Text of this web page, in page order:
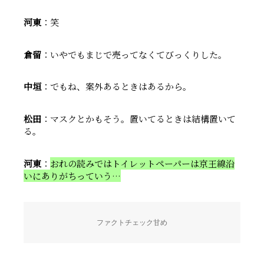
河東 ：笑
倉留 ：いやでもまじで売ってなくてびっくりした。
中垣：でもね、案外あるときはあるから。
松田 ：マスクとかもそう。置いてるときは結構置いて
る。
河東 ： おれの読みではトイレットペーパーは京王線沿
いにありがちっていう…
ファクトチェック甘め